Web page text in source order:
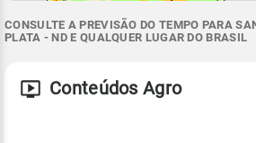
CONSULTE A PREVISÃO DO TEMPO PARA
PLATA - ND E QUALQUER LUGAR DO BRASIL
Conteúdos Agro